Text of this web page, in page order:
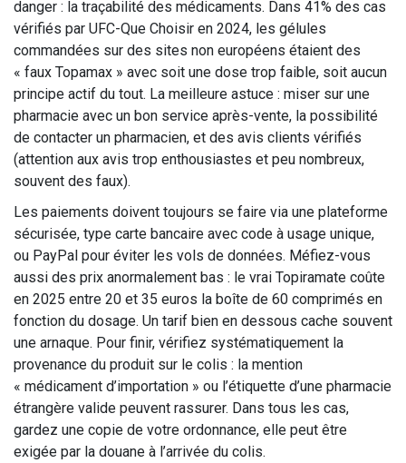
danger : la traçabilité des médicaments. Dans 41% des cas
vérifiés par UFC-Que Choisir en 2024, les gélules
commandées sur des sites non européens étaient des
« faux Topamax » avec soit une dose trop faible, soit aucun
principe actif du tout. La meilleure astuce : miser sur une
pharmacie avec un bon service après-vente, la possibilité
de contacter un pharmacien, et des avis clients vérifiés
(attention aux avis trop enthousiastes et peu nombreux,
souvent des faux).
Les paiements doivent toujours se faire via une plateforme
sécurisée, type carte bancaire avec code à usage unique,
ou PayPal pour éviter les vols de données. Méfiez-vous
aussi des prix anormalement bas : le vrai Topiramate coûte
en 2025 entre 20 et 35 euros la boîte de 60 comprimés en
fonction du dosage. Un tarif bien en dessous cache souvent
une arnaque. Pour finir, vérifiez systématiquement la
provenance du produit sur le colis : la mention
« médicament d’importation » ou l’étiquette d’une pharmacie
étrangère valide peuvent rassurer. Dans tous les cas,
gardez une copie de votre ordonnance, elle peut être
exigée par la douane à l’arrivée du colis.